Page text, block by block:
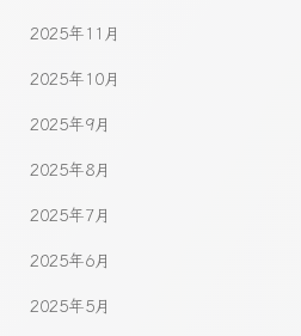
2025年11月
2025年10月
2025年9月
2025年8月
2025年7月
2025年6月
2025年5月